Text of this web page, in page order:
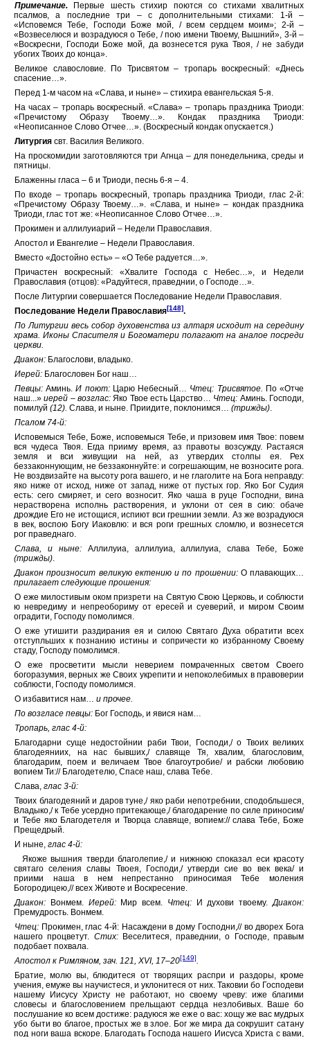
Примечание. Первые шесть стихир поются со стихами хвалитных
псалмов, а последние три – с дополнительными стихами: 1-й –
«Исповемся Тебе, Господи Боже мой, / всем сердцем моим»; 2-й –
«Возвеселюся и возрадуюся о Тебе, / пою имени Твоему, Вышний», 3-й –
«Воскресни, Господи Боже мой, да вознесется рука Твоя, / не забуди
убогих Твоих до конца».
Великое славословие. По Трисвятом – тропарь воскресный: «Днесь
спасение…».
Перед 1-м часом на «Слава, и ныне» – стихира евангельская 5-я.
На часах – тропарь воскресный. «Слава» – тропарь праздника Триоди:
«Пречистому Образу Твоему…». Кондак праздника Триоди:
«Неописанное Слово Отчее…». (Воскресный кондак опускается.)
Литургия свт. Василия Великого.
На проскомидии заготовляются три Агнца – для понедельника, среды и
пятницы.
Блаженны гласа – 6 и Триоди, песнь 6-я – 4.
По входе – тропарь воскресный, тропарь праздника Триоди, глас 2-й:
«Пречистому Образу Твоему…». «Слава, и ныне» – кондак праздника
Триоди, глас тот же: «Неописанное Слово Отчее…».
Прокимен и аллилуиарий – Недели Православия.
Апостол и Евангелие – Недели Православия.
Вместо «Достойно есть» – «О Тебе радуется…».
Причастен воскресный: «Хвалите Господа с Небес…», и Недели
Православия (отцов): «Радуйтеся, праведнии, о Господе…».
После Литургии совершается Последование Недели Православия.
Последование Недели Православия[148].
По Литургии весь собор духовенства из алтаря исходит на середину
храма. Иконы Спасителя и Богоматери полагают на аналое посреди
церкви.
Диакон: Благослови, владыко.
Иерей: Благословен Бог наш…
Певцы: Аминь.И поют:Царю Небесный… Чтец: Трисвятое. По «Отче
наш...»иерей – возглас:Яко Твое есть Царство… Чтец: Аминь. Господи,
помилуй (12). Слава, и ныне. Приидите, поклонимся… (трижды).
Псалом 74-й:
Исповемыся Тебе, Боже, исповемыся Тебе, и призовем имя Твое: повем
вся чудеса Твоя. Егда прииму время, аз правоты возсужду. Растаяся
земля и вси живущии на ней, аз утвердих столпы ея. Рех
беззаконнующим, не беззаконнуйте: и согрешающим, не возносите рога.
Не воздвизайте на высоту рога вашего, и не глаголите на Бога неправду:
яко ниже от исход, ниже от запад, ниже от пустых гор. Яко Бог Судия
есть: сего смиряет, и сего возносит. Яко чаша в руце Господни, вина
нерастворена исполнь растворения, и уклони от сея в сию: обаче
дрождие Его не истощися, испиют вси грешнии земли. Аз же возрадуюся
в век, воспою Богу Иаковлю: и вся роги грешных сломлю, и вознесется
рог праведнаго.
Слава, и ныне: Аллилуиа, аллилуиа, аллилуиа, слава Тебе, Боже
(трижды).
Диакон произносит великую ектению и по прошении:О плавающих…
прилагает следующие прошения:
О еже милостивым оком призрети на Святую Свою Церковь, и соблюсти
ю невредиму и непреобориму от ересей и суеверий, и миром Своим
оградити, Господу помолимся.
О еже утишити раздирания ея и силою Святаго Духа обратити всех
отступльших к познанию истины и сопричести ко избранному Своему
стаду, Господу помолимся.
О еже просветити мысли неверием помраченных светом Своего
богоразумия, верных же Своих укрепити и непоколебимых в правоверии
соблюсти, Господу помолимся.
О избавитися нам… и прочее.
По возгласе певцы: Бог Господь, и явися нам…
Тропарь, глас 4-й:
Благодарни суще недостойнии раби Твои, Господи,/ о Твоих великих
благодеяниих, на нас бывших,/ славяще Тя, хвалим, благословим,
благодарим, поем и величаем Твое благоутробие/ и рабски любовию
вопием Ти:// Благодетелю, Спасе наш, слава Тебе.
Слава, глас 3-й:
Твоих благодеяний и даров туне,/ яко раби непотребнии, сподобльшеся,
Владыко,/ к Тебе усердно притекающе,/ благодарение по силе приносим/
и Тебе яко Благодетеля и Творца славяще, вопием:// слава Тебе, Боже
Прещедрый.
И ныне, глас 4-й:
Якоже вышния тверди благолепие,/ и нижнюю споказал еси красоту
святаго селения славы Твоея, Господи,/ утверди сие во век века/ и
приими наша в нем непрестанно приносимая Тебе моления
Богородицею,// всех Животе и Воскресение.
Диакон: Вонмем. Иерей:Мир всем. Чтец:И духови твоему.Диакон:
Премудрость. Вонмем.
Чтец: Прокимен, глас 4-й: Насаждени в дому Господни,// во дворех Бога
нашего процветут. Стих:Веселитеся, праведнии, о Господе, правым
подобает похвала.
Апостол к Римляном, зач. 121, XVI, 17–20[149].
Братие, молю вы, блюдитеся от творящих распри и раздоры, кроме
учения, емуже вы научистеся, и уклонитеся от них. Таковии бо Господеви
нашему Иисусу Христу не работают, но своему чреву: иже благими
словесы и благословением прельщают сердца незлобивых. Ваше бо
послушание ко всем достиже: радуюся же еже о вас: хощу же вас мудрых
убо быти во благое, простых же в злое. Бог же мира да сокрушит сатану
под ноги ваша вскоре. Благодать Господа нашего Иисуса Христа с вами,